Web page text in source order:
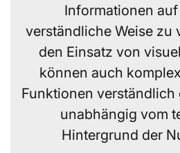
Informationen
verständliche Weise zu
den Einsatz von
können auch
Funktionen verständlich
unabhängig vom
Hintergrund der